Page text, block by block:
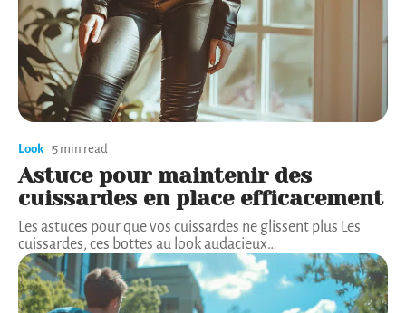
Look 5 min read
Astuce pour maintenir des
cuissardes en place efficacement
Les astuces pour que vos cuissardes ne glissent plus Les
cuissardes, ces bottes au look audacieux…